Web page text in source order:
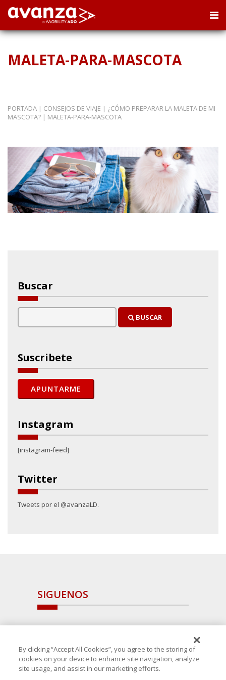
MALETA-PARA-MASCOTA
PORTADA | CONSEJOS DE VIAJE | ¿CÓMO PREPARAR LA MALETA DE MI
MASCOTA? | MALETA-PARA-MASCOTA
Buscar
BUSCAR
Suscribete
Instagram
[instagram-feed]
Twitter
Tweets por el @avanzaLD.
SIGUENOS
By clicking “Accept All Cookies”, you agree to the storing of
cookies on your device to enhance site navigation, analyze
site usage, and assist in our marketing efforts.